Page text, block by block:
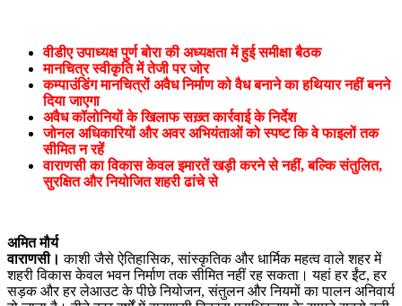
वीडीए उपाध्यक्ष पुर्ण बोरा की अध्यक्षता में हुई समीक्षा बैठक
मानचित्र स्वीकृति में तेजी पर जोर
कम्पाउंडिंग मानचित्रों अवैध निर्माण को वैध बनाने का हथियार नहीं बनने
दिया जाएगा
अवैध कॉलोनियों के खिलाफ सख़्त कार्रवाई के निर्देश
जोनल अधिकारियों और अवर अभियंताओं को स्पष्ट कि वे फाइलों तक
सीमित न रहें
वाराणसी का विकास केवल इमारतें खड़ी करने से नहीं, बल्कि संतुलित,
सुरक्षित और नियोजित शहरी ढांचे से
अमित मौर्य
वाराणसी। काशी जैसे ऐतिहासिक, सांस्कृतिक और धार्मिक महत्व वाले शहर में
शहरी विकास केवल भवन निर्माण तक सीमित नहीं रह सकता। यहां हर ईंट, हर
सड़क और हर लेआउट के पीछे नियोजन, संतुलन और नियमों का पालन अनिवार्य